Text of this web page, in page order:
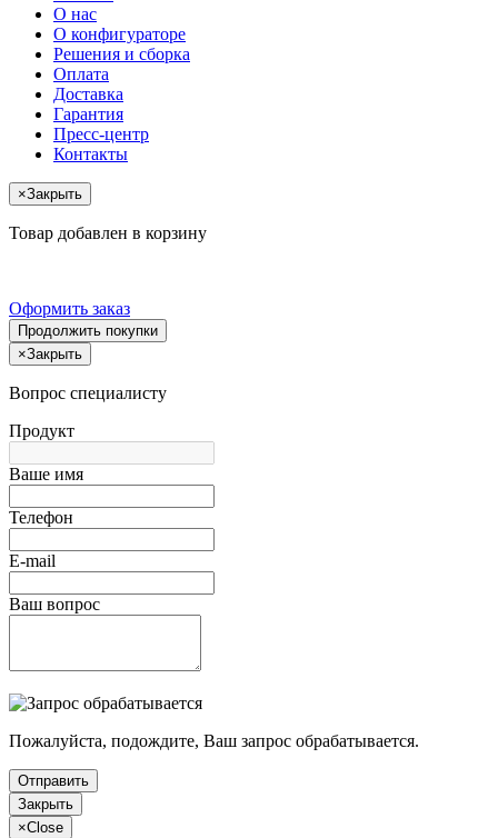
О нас
О конфигураторе
Решения и сборка
Оплата
Доставка
Гарантия
Пресс-центр
Контакты
×Закрыть
Товар добавлен в корзину
Оформить заказ
Продолжить покупки
×Закрыть
Вопрос специалисту
Продукт
Ваше имя
Телефон
E-mail
Ваш вопрос
Пожалуйста, подождите, Ваш запрос обрабатывается.
Отправить
Закрыть
×Close